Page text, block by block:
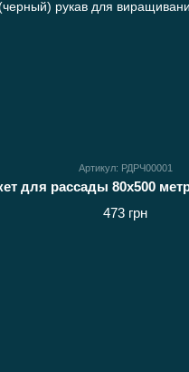
Артикул: РДРЧ00001
473 грн